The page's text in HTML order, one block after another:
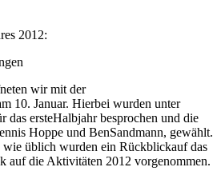
2012:
wir mit der
10. Januar. Hierbei wurden unter
das ersteHalbjahr besprochen und die
Hoppe und BenSandmann, gewählt.
wie üblich wurden ein Rückblickauf das
auf die Aktivitäten 2012 vorgenommen.